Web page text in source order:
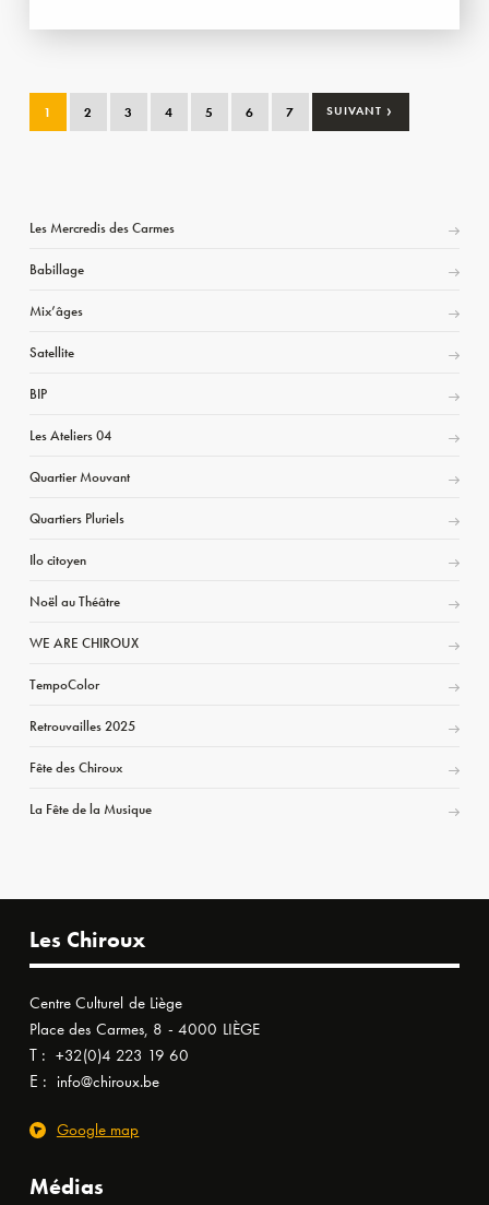
1 2 3 4 5 6 7 SUIVANT ›
Les Mercredis des Carmes
Babillage
Mix’âges
Satellite
BIP
Les Ateliers 04
Quartier Mouvant
Quartiers Pluriels
Ilo citoyen
Noël au Théâtre
WE ARE CHIROUX
TempoColor
Retrouvailles 2025
Fête des Chiroux
La Fête de la Musique
Les Chiroux
Centre Culturel de Liège
Place des Carmes, 8 - 4000 LIÈGE
T : +32(0)4 223 19 60
E : info@chiroux.be
Google map
Médias